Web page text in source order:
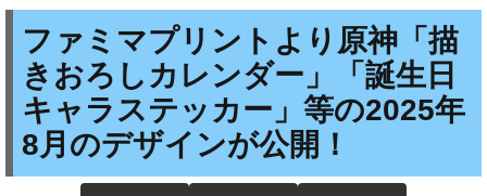
ファミマプリントより原神「描
きおろしカレンダー」「誕生日
キャラステッカー」等の2025年
8月のデザインが公開！